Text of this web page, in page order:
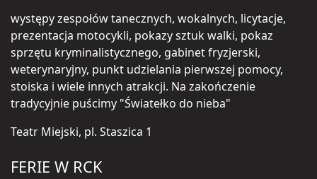
występy zespołów tanecznych, wokalnych, licytacje,
prezentacja motocykli, pokazy sztuk walki, pokaz
sprzętu kryminalistycznego, gabinet fryzjerski,
weterynaryjny, punkt udzielania pierwszej pomocy,
stoiska i wiele innych atrakcji. Na zakończenie
tradycyjnie puścimy "Światełko do nieba"
Teatr Miejski, pl. Staszica 1
FERIE W RCK